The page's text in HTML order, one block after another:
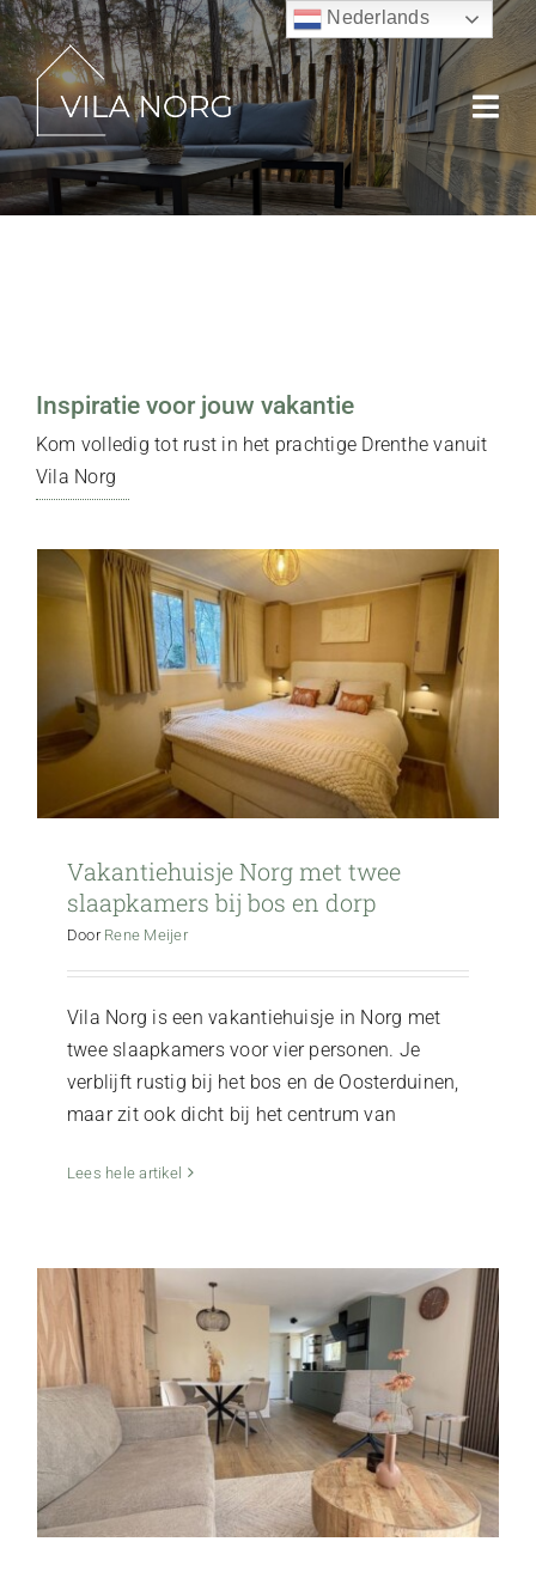
Ga
naar
inhoud
Home
Bospark
Direct reserveren
Inspiratie voor jouw vakantie
Kom volledig tot rust in het prachtige Drenthe vanuit
Vila Norg
Vakantiehuisje Norg met twee
slaapkamers bij bos en dorp
Vakantiehuisje Norg met twee
slaapkamers bij bos en dorp
Door Rene Meijer
Vila Norg is een vakantiehuisje in Norg met
twee slaapkamers voor vier personen. Je
verblijft rustig bij het bos en de Oosterduinen,
maar zit ook dicht bij het centrum van
Lees hele artikel
Nederlands